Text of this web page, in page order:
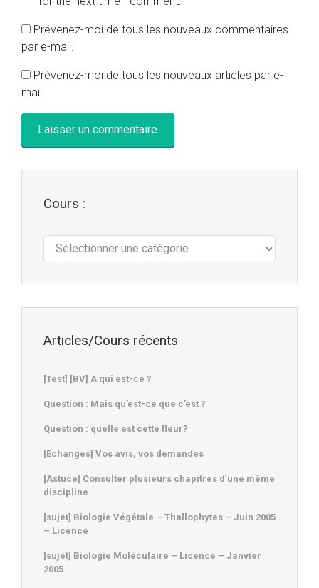
Prévenez-moi de tous les nouveaux commentaires
par e-mail.
Prévenez-moi de tous les nouveaux articles par e-
mail.
Cours :
Articles/Cours récents
[Test] [BV] A qui est-ce ?
Question : Mais qu’est-ce que c’est ?
Question : quelle est cette fleur?
[Echanges] Vos avis, vos demandes
[Astuce] Consulter plusieurs chapitres d’une même
discipline
[sujet] Biologie Végétale – Thallophytes – Juin 2005
– Licence
[sujet] Biologie Moléculaire – Licence – Janvier
2005